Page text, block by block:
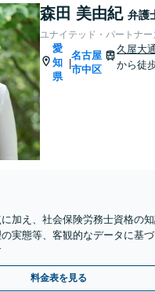
森田 美由紀 弁護
ユナイテッド・パートナ
愛
知
県
|
名古屋
市中区
久屋大
から徒
加え、社会保険労務士資格の
実態等、客観的なデータに基
料金表を見る